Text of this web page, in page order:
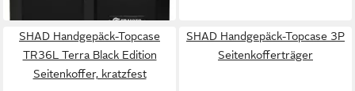
SHAD Handgepäck-Topcase
TR36L Terra Black Edition
Seitenkoffer, kratzfest
SHAD Handgepäck-Topcase 3P
Seitenkofferträger